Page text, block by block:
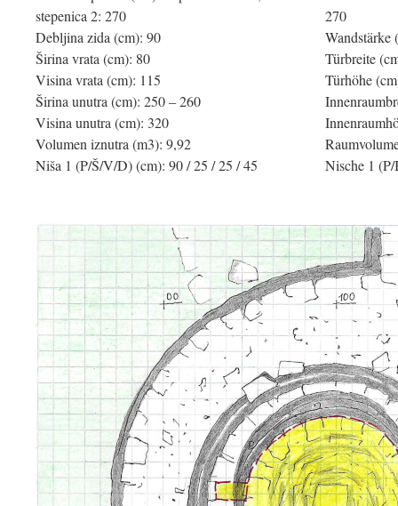
stepenica 2: 270
Debljina zida (cm): 90
Širina vrata (cm): 80
Visina vrata (cm): 115
Širina unutra (cm): 250 – 260
Visina unutra (cm): 320
Volumen iznutra (m3): 9,92
Niša 1 (P/Š/V/D) (cm): 90 / 25 / 25 / 45
270
Wandstärke
Türbreite
Türhöhe
Nische 1